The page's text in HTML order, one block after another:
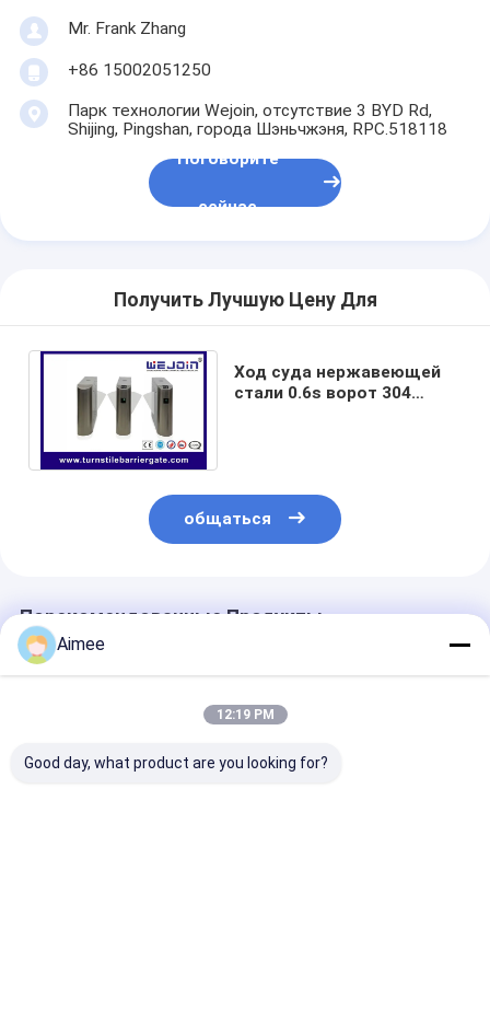
Запрет на проезд через платные ворота
Стрела шлагбаум
Автомобиль шлагбаум
Турникет трипод
Интеллектуальный шлагбаум
Строб турникета контроля допуска
Турникеты с раздвижными створками
Турникет качания
Полноростовые турникеты
Системы управления парковкой
Mr. Frank Zhang
+86 15002051250
Парк технологии Wejoin, отсутствие 3 BYD Rd,
Shijing, Pingshan, города Шэньчжэня, RPC.518118
Поговорите
сейчас
Получить Лучшую Цену Для
Ход суда нержавеющей
стали 0.6s ворот 304
общаться
Порекомендованные Продукты
Aimee
12:19 PM
Good day, what product are you looking for?